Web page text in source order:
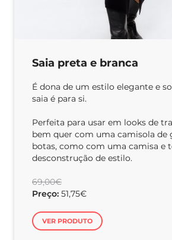
Saia preta e branca
É dona de um estilo elegante e
saia é para si.
Perfeita para usar em looks de
bem quer com uma camisola de
botas, como com uma camisa e
desconstrução de estilo.
69,00€
Preço: 51,75€
VER PRODUTO